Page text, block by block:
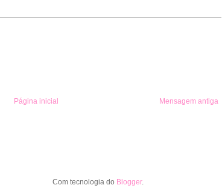
Mensagem antiga
Página inicial
Com tecnologia do Blogger.